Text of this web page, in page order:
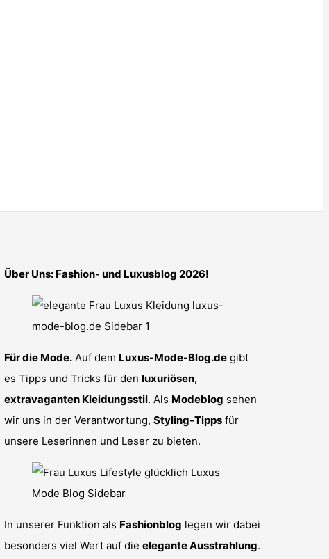
Über Uns: Fashion- und Luxusblog 2026!
Für die Mode. Auf dem Luxus-Mode-Blog.de gibt
es Tipps und Tricks für den luxuriösen,
extravaganten Kleidungsstil. Als Modeblog sehen
wir uns in der Verantwortung, Styling-Tipps für
unsere Leserinnen und Leser zu bieten.
In unserer Funktion als Fashionblog legen wir dabei
besonders viel Wert auf die elegante Ausstrahlung.